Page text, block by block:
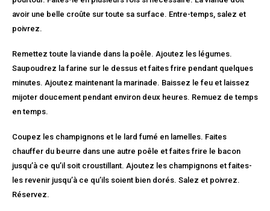
avoir une belle croûte sur toute sa surface. Entre-temps, salez et
poivrez.
Remettez toute la viande dans la poêle. Ajoutez les légumes.
Saupoudrez la farine sur le dessus et faites frire pendant quelques
minutes. Ajoutez maintenant la marinade. Baissez le feu et laissez
mijoter doucement pendant environ deux heures. Remuez de temps
en temps.
Coupez les champignons et le lard fumé en lamelles. Faites
chauffer du beurre dans une autre poêle et faites frire le bacon
jusqu’à ce qu’il soit croustillant. Ajoutez les champignons et faites-
les revenir jusqu’à ce qu’ils soient bien dorés. Salez et poivrez.
Réservez.